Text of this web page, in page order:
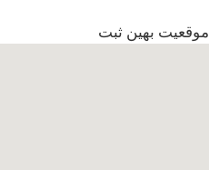
موقعیت بهین ثبت